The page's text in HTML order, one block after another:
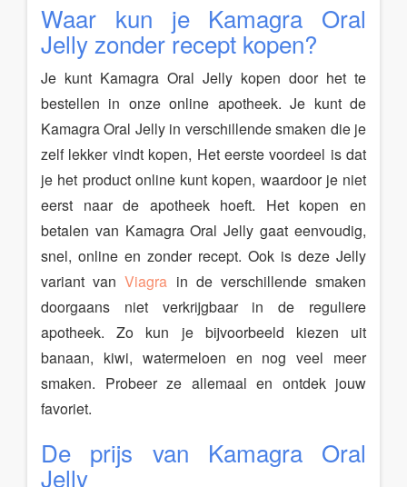
Waar kun je Kamagra Oral
Jelly zonder recept kopen?
Je kunt Kamagra Oral Jelly kopen door het te
bestellen in onze online apotheek. Je kunt de
Kamagra Oral Jelly in verschillende smaken die je
zelf lekker vindt kopen, Het eerste voordeel is dat
je het product online kunt kopen, waardoor je niet
eerst naar de apotheek hoeft. Het kopen en
betalen van Kamagra Oral Jelly gaat eenvoudig,
snel, online en zonder recept. Ook is deze Jelly
variant vanViagra in de verschillende smaken
doorgaans niet verkrijgbaar in de reguliere
apotheek. Zo kun je bijvoorbeeld kiezen uit
banaan, kiwi, watermeloen en nog veel meer
smaken. Probeer ze allemaal en ontdek jouw
favoriet.
De prijs van Kamagra Oral
Jelly